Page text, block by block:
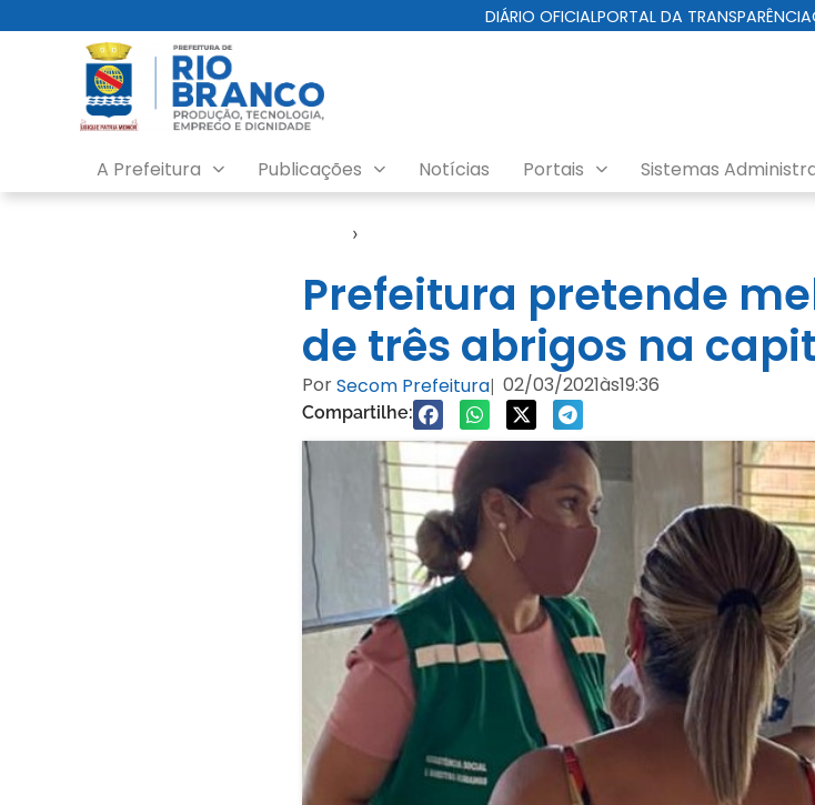
DIÁRIO OFICIALPORTAL DA TRANSPARÊNCIA
A Prefeitura Publicações Notícias Portais Sistemas
›
Prefeitura pretende
de três abrigos na
PorSecom Prefeitura| 02/03/2021às19:36
Compartilhe: